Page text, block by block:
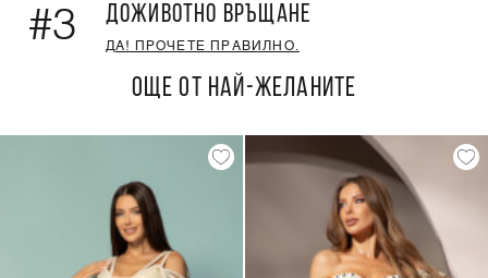
#3 ДОЖИВОТНО ВРЪЩАНЕ
ДА! ПРОЧЕТЕ ПРАВИЛНО.
ОЩЕ ОТ НАЙ-ЖЕЛАНИТЕ